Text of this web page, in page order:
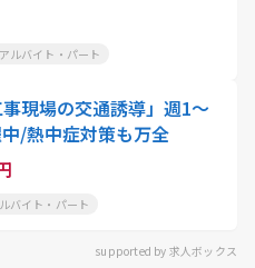
アルバイト・パート
現場の交通誘導」週1～
/熱中症対策も万全
バイト・パート
supported by 求人ボックス